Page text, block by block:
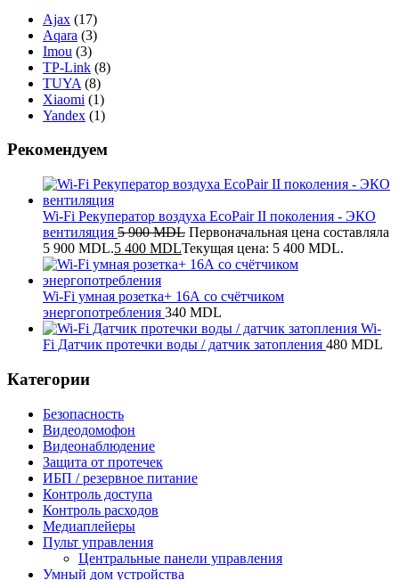
Ajax (17)
Aqara (3)
Imou (3)
TP-Link (8)
TUYA (8)
Xiaomi (1)
Yandex (1)
Рекомендуем
Wi-Fi Рекуператор воздуха EcoPair II поколения - ЭКО
вентиляция 5 900MDL Первоначальная цена составляла
5 900 MDL.5 400 MDLТекущая цена: 5 400 MDL.
Wi-Fi умная розетка+ 16А со счётчиком
энергопотребления 340 MDL
Wi-
Fi Датчик протечки воды / датчик затопления 480 MDL
Категории
Безопасность
Видеодомофон
Видеонаблюдение
Защита от протечек
ИБП / резервное питание
Контроль доступа
Контроль расходов
Медиаплейеры
Пульт управления
Центральные панели управления
Умный дом устройства